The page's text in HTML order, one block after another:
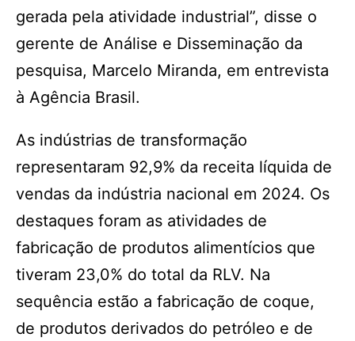
gerada pela atividade industrial”, disse o
gerente de Análise e Disseminação da
pesquisa, Marcelo Miranda, em entrevista
à Agência Brasil.
As indústrias de transformação
representaram 92,9% da receita líquida de
vendas da indústria nacional em 2024. Os
destaques foram as atividades de
fabricação de produtos alimentícios que
tiveram 23,0% do total da RLV. Na
sequência estão a fabricação de coque,
de produtos derivados do petróleo e de